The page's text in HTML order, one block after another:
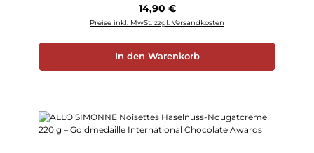
Regulärer Preis:
14,90 €
Preise inkl. MwSt. zzgl. Versandkosten
In den Warenkorb